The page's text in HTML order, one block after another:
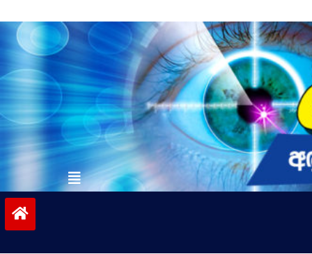
to
contentvinivida.lk